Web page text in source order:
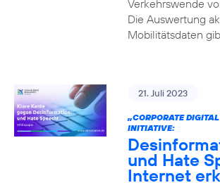
Verkehrswende
Die Auswertung
Mobilitätsdaten
21. Juli 2023
„CORPORATE
INITIATIVE:
und Hate
Internet